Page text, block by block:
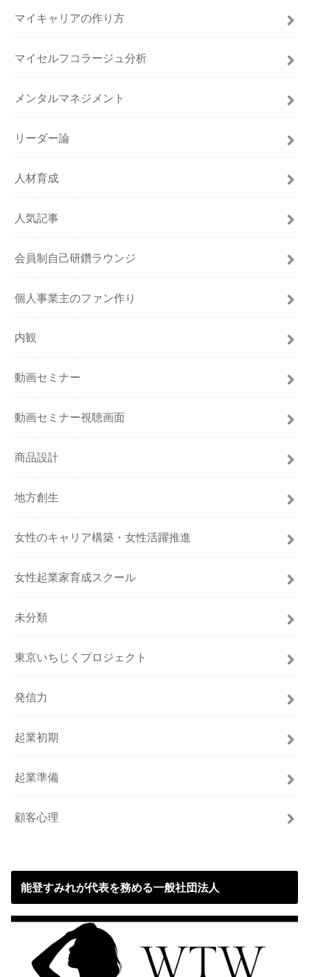
マイキャリアの作り方
マイセルフコラージュ分析
メンタルマネジメント
リーダー論
人材育成
人気記事
会員制自己研鑽ラウンジ
個人事業主のファン作り
内観
動画セミナー
動画セミナー視聴画面
商品設計
地方創生
女性のキャリア構築・女性活躍推進
女性起業家育成スクール
未分類
東京いちじくプロジェクト
発信力
起業初期
起業準備
顧客心理
能登すみれが代表を務める一般社団法人